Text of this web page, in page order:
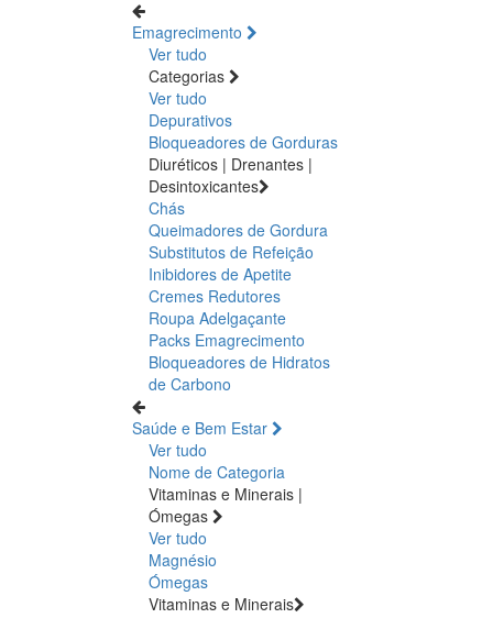
Emagrecimento
Ver tudo
Categorias
Ver tudo
Depurativos
Bloqueadores de Gorduras
Diuréticos | Drenantes |
Desintoxicantes
Chás
Queimadores de Gordura
Substitutos de Refeição
Inibidores de Apetite
Cremes Redutores
Roupa Adelgaçante
Packs Emagrecimento
Bloqueadores de Hidratos
de Carbono
Saúde e Bem Estar
Ver tudo
Nome de Categoria
Vitaminas e Minerais |
Ómegas
Ver tudo
Magnésio
Ómegas
Vitaminas e Minerais